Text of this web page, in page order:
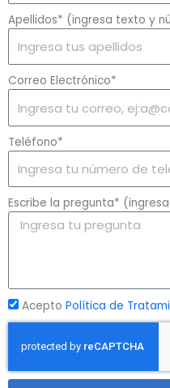
Apellidos* (ingresa texto y
Correo Electrónico*
Teléfono*
Escribe la pregunta*
Acepto Política de